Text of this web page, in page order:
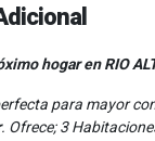
hogar en RIO
para mayor
. Ofrece; 3